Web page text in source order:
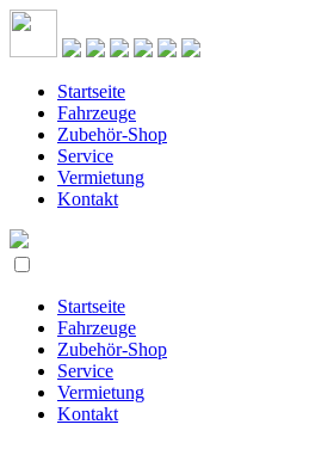
Startseite
Fahrzeuge
Zubehör-Shop
Service
Vermietung
Kontakt
Startseite
Fahrzeuge
Zubehör-Shop
Service
Vermietung
Kontakt